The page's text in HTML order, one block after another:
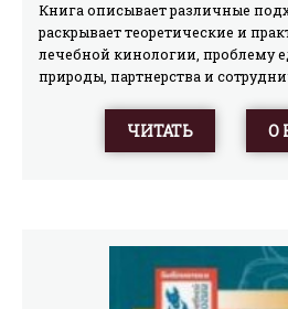
Книга описывает различные
раскрывает теоретические и
лечебной кинологии, проблему
природы, партнерства и
решения этих проблем, дает
рекомендации. Обобщает
равнодушны к проблеме
полноценной личности.В книге
фотоматериалы занятий из
ЧИТАТЬ О